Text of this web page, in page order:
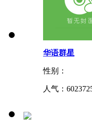
华语群星
性别：
人气：